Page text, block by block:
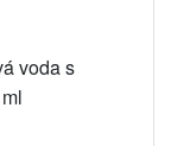
voda s